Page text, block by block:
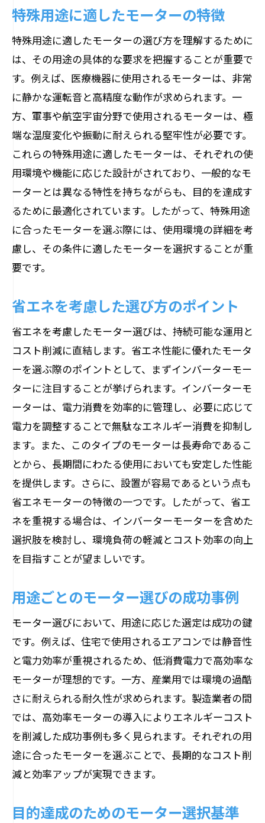
特殊用途に適したモーターの特徴
特殊用途に適したモーターの選び方を理解するために
は、その用途の具体的な要求を把握することが重要で
す。例えば、医療機器に使用されるモーターは、非常
に静かな運転音と高精度な動作が求められます。一
方、軍事や航空宇宙分野で使用されるモーターは、極
端な温度変化や振動に耐えられる堅牢性が必要です。
これらの特殊用途に適したモーターは、それぞれの使
用環境や機能に応じた設計がされており、一般的なモ
ーターとは異なる特性を持ちながらも、目的を達成す
るために最適化されています。したがって、特殊用途
に合ったモーターを選ぶ際には、使用環境の詳細を考
慮し、その条件に適したモーターを選択することが重
要です。
省エネを考慮した選び方のポイント
省エネを考慮したモーター選びは、持続可能な運用と
コスト削減に直結します。省エネ性能に優れたモータ
ーを選ぶ際のポイントとして、まずインバーターモー
ターに注目することが挙げられます。インバーターモ
ーターは、電力消費を効率的に管理し、必要に応じて
電力を調整することで無駄なエネルギー消費を抑制し
ます。また、このタイプのモーターは長寿命であるこ
とから、長期間にわたる使用においても安定した性能
を提供します。さらに、設置が容易であるという点も
省エネモーターの特徴の一つです。したがって、省エ
ネを重視する場合は、インバーターモーターを含めた
選択肢を検討し、環境負荷の軽減とコスト効率の向上
を目指すことが望ましいです。
用途ごとのモーター選びの成功事例
モーター選びにおいて、用途に応じた選定は成功の鍵
です。例えば、住宅で使用されるエアコンでは静音性
と電力効率が重視されるため、低消費電力で高効率な
モーターが理想的です。一方、産業用では環境の過酷
さに耐えられる耐久性が求められます。製造業者の間
では、高効率モーターの導入によりエネルギーコスト
を削減した成功事例も多く見られます。それぞれの用
途に合ったモーターを選ぶことで、長期的なコスト削
減と効率アップが実現できます。
目的達成のためのモーター選択基準